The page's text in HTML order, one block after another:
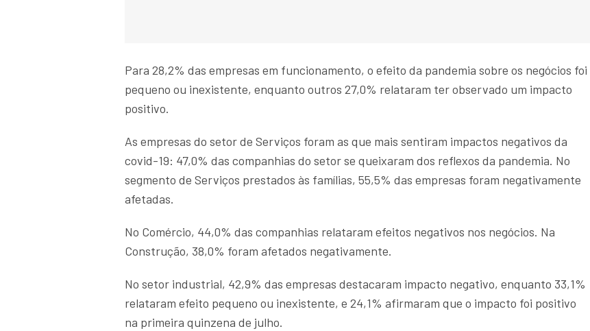
Para 28,2% das empresas em funcionamento, o efeito da pandemia sobre os negócios foi
pequeno ou inexistente, enquanto outros 27,0% relataram ter observado um impacto
positivo.
As empresas do setor de Serviços foram as que mais sentiram impactos negativos da
covid-19: 47,0% das companhias do setor se queixaram dos reflexos da pandemia. No
segmento de Serviços prestados às famílias, 55,5% das empresas foram negativamente
afetadas.
No Comércio, 44,0% das companhias relataram efeitos negativos nos negócios. Na
Construção, 38,0% foram afetados negativamente.
No setor industrial, 42,9% das empresas destacaram impacto negativo, enquanto 33,1%
relataram efeito pequeno ou inexistente, e 24,1% afirmaram que o impacto foi positivo
na primeira quinzena de julho.